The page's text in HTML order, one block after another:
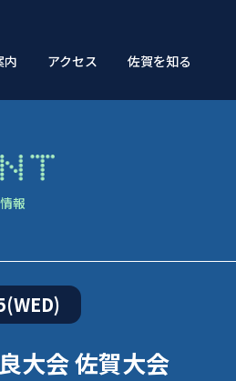
内 アクセス 佐賀を知る
報
大会 佐賀大会